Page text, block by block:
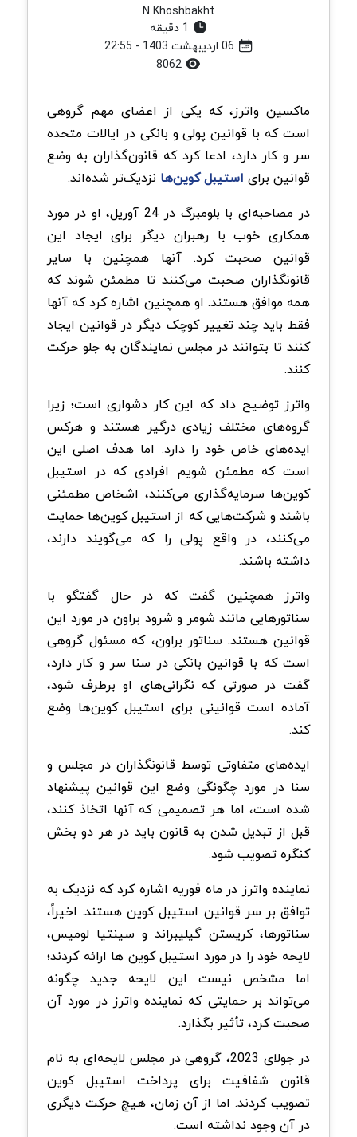
N Khoshbakht
ماکسین واترز، که یکی از اعضای مهم گروهی
است که با قوانین پولی و بانکی در ایالات متحده
سر و کار دارد، ادعا کرد که قانون‌گذاران به وضع
قوانین برای استیبل کوین‌ها نزدیک‌تر شده‌اند.
در مصاحبه‌ای با بلومبرگ در 24 آوریل، او در مورد
همکاری خوب با رهبران دیگر برای ایجاد این
قوانین صحبت کرد. آنها همچنین با سایر
قانونگذاران صحبت می‌کنند تا مطمئن شوند که
همه موافق هستند. او همچنین اشاره کرد که آنها
فقط باید چند تغییر کوچک دیگر در قوانین ایجاد
کنند تا بتوانند در مجلس نمایندگان به جلو حرکت
کنند.
واترز توضیح داد که این کار دشواری است؛ زیرا
گروه‌های مختلف زیادی درگیر هستند و هرکس
ایده‌های خاص خود را دارد. اما هدف اصلی این
است که مطمئن شویم افرادی که در استیبل
کوین‌ها سرمایه‌گذاری می‌کنند، اشخاص مطمئنی
باشند و شرکت‌هایی که از استیبل کوین‌ها حمایت
می‌کنند، در واقع پولی را که می‌گویند دارند،
داشته باشند.
واترز همچنین گفت که در حال گفتگو با
سناتورهایی مانند شومر و شرود براون در مورد این
قوانین هستند. سناتور براون، که مسئول گروهی
است که با قوانین بانکی در سنا سر و کار دارد،
گفت در صورتی که نگرانی‌های او برطرف شود،
آماده است قوانینی برای استیبل کوین‌ها وضع
کند.
ایده‌های متفاوتی توسط قانونگذاران در مجلس و
سنا در مورد چگونگی وضع این قوانین پیشنهاد
شده است، اما هر تصمیمی که آنها اتخاذ کنند،
قبل از تبدیل شدن به قانون باید در هر دو بخش
کنگره تصویب شود.
نماینده واترز در ماه فوریه اشاره کرد که نزدیک به
توافق بر سر قوانین استیبل کوین هستند. اخیراً،
سناتورها، کریستن گیلیبراند و سینتیا لومیس،
لایحه خود را در مورد استیبل کوین ها ارائه کردند؛
اما مشخص نیست این لایحه جدید چگونه
می‌تواند بر حمایتی که نماینده واترز در مورد آن
صحبت کرد، تأثیر بگذارد.
در جولای 2023، گروهی در مجلس لایحه‌ای به نام
قانون شفافیت برای پرداخت استیبل کوین
تصویب کردند. اما از آن زمان، هیچ حرکت دیگری
در آن وجود نداشته است.